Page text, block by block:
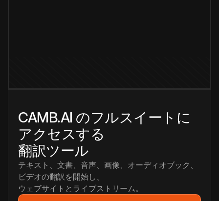
CAMB.AI のフルスイートに
アクセスする
翻訳ツール
テキスト、文書、音声、画像、オーディオブック、
ビデオの翻訳を開始し、
ウェブサイトとライブストリーム。